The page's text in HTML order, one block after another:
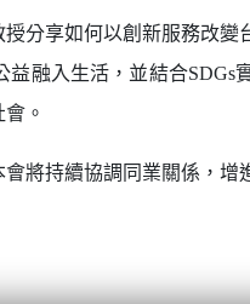
分享如何以創新服務改變
融入生活，並結合SDGs
。
將持續協調同業關係，